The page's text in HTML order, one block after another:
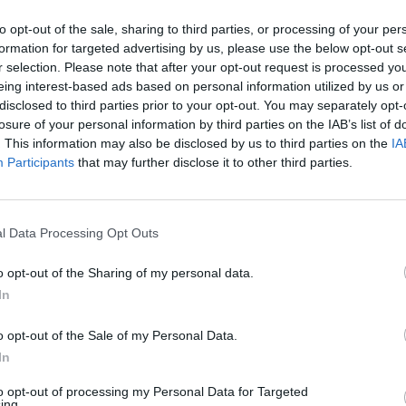
opt-out of the sale, sharing to third parties, or processing of your
for targeted advertising by us, please use the below opt-out
selection. Please note that after your opt-out request is processed
interest-based ads based on personal information utilized by us
to third parties prior to your opt-out. You may separately
of your personal information by third parties on the IAB’s list of
This information may also be disclosed by us to third parties on the
Participants that may further disclose it to other third parties.
Data Processing Opt Outs
opt-out of the Sharing of my personal data.
opt-out of the Sale of my Personal Data.
opt-out of processing my Personal Data for Targeted
Checklist szerdai adása. Az adás első
meg az elemzőket Virág Barnabásnak az MNB
értékelője, mikor csökkenhet az irányadó kamat
Vendégünk Madár István, a Portfolio vezető
rész témája, hogy Törökország belpolitikai
hangos három héttel a földrengés után úgy, hogy
rovatának elemzőjével beszélgetünk.
Forum 2026Átalakulóban a magyar gazdaságpolitika, a
meg a körülmények és a célok. Merre tart a magyar
környezetben? Ez lesz a Portfolio idei kiemelt
és jelentkezésA műsor már meghallgatható a